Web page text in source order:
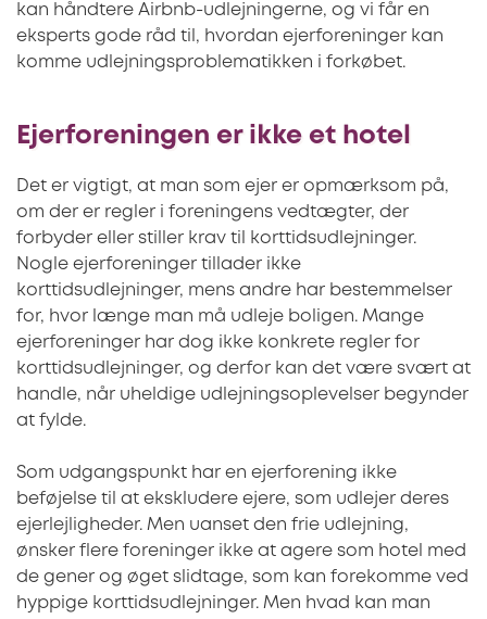
kan håndtere Airbnb-udlejningerne, og vi får en
eksperts gode råd til, hvordan ejerforeninger kan
komme udlejningsproblematikken i forkøbet.
Ejerforeningen er ikke et hotel
Det er vigtigt, at man som ejer er opmærksom på,
om der er regler i foreningens vedtægter, der
forbyder eller stiller krav til korttidsudlejninger.
Nogle ejerforeninger tillader ikke
korttidsudlejninger, mens andre har bestemmelser
for, hvor længe man må udleje boligen. Mange
ejerforeninger har dog ikke konkrete regler for
korttidsudlejninger, og derfor kan det være svært at
handle, når uheldige udlejningsoplevelser begynder
at fylde.
Som udgangspunkt har en ejerforening ikke
beføjelse til at ekskludere ejere, som udlejer deres
ejerlejligheder. Men uanset den frie udlejning,
ønsker flere foreninger ikke at agere som hotel med
de gener og øget slidtage, som kan forekomme ved
hyppige korttidsudlejninger. Men hvad kan man